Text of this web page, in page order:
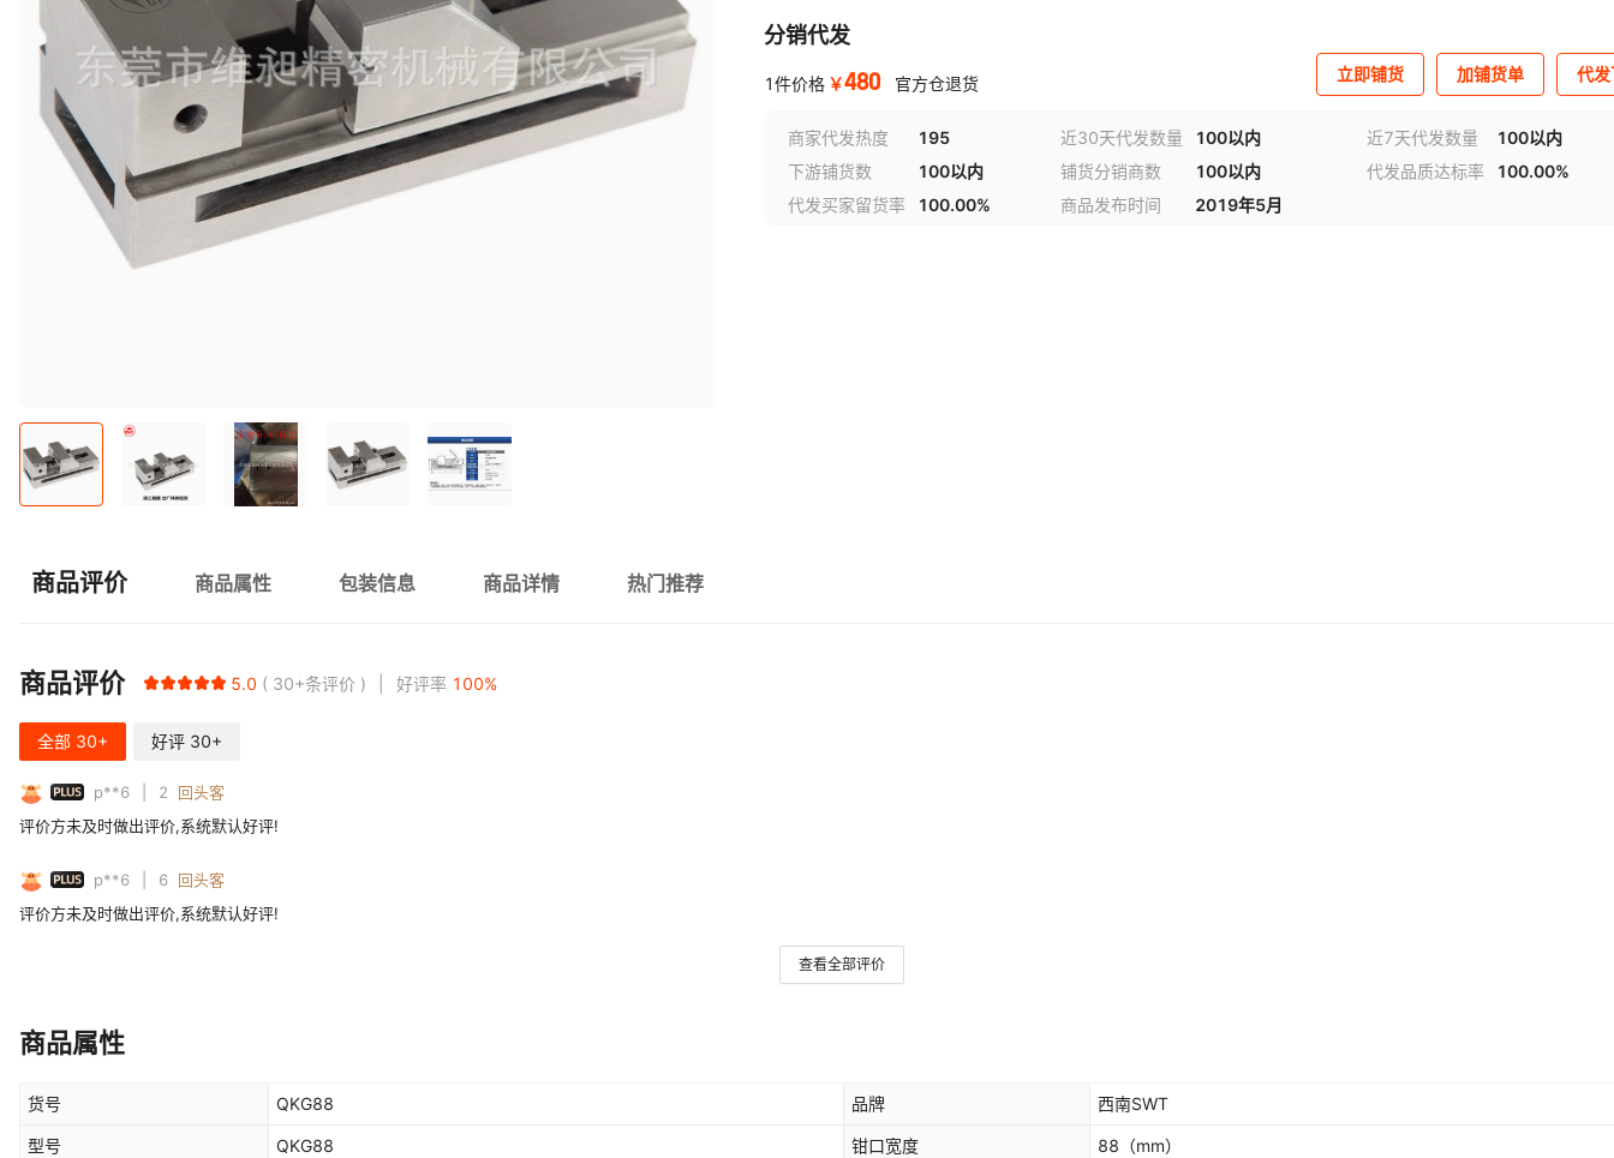
分销代发
1件价格 ￥480 官方仓退货 立即铺货 加铺货单 代
商家代发热度 195 近30天代发数量 100以内 近7天代发数量
100以内
下游铺货数
100以内 铺货分销商数 100以内 代发品质达标率
100.00%
代发买家留货率
100.00% 商品发布时间 2019年5月
商品评价 商品属性 包装信息 商品详情 热门推荐
商品评价 5.0 30+条评价 好评率 100%
全部 30+ 好评 30+
PLUS p**6 2
回头客
评价方未及时做出评价,系统默认好评!
PLUS p**6 6 回头客
评价方未及时做出评价,系统默认好评!
查看全部评价
商品属性
货号 QKG88 品牌 西南SWT
型号 QKG88 钳口宽度 88 （mm）